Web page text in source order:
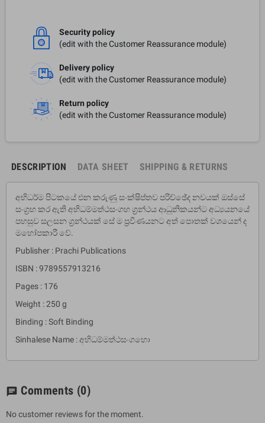
Security policy
(edit with the Customer Reassurance module)
Delivery policy
(edit with the Customer Reassurance module)
Return policy
(edit with the Customer Reassurance module)
DESCRIPTION DATA SHEET SHIPPING & RETURNS
අභිධර්ම පිටකයේ එන කරුණු සංක්ෂිප්තව පරිච්ඡේද නවයක් ඔස්සේ
සංග්‍රහ කර ඇති අභිධම්මත්ථසංගහ ග්‍රන්ථය ආධුනිකයන්ට අධ්‍යයනයේ
පහසුව සලසන ග්‍රන්ථයක් සේ ම ප්‍රවීණයනට අත් පොතක් වශයෙන් ද
මහෝපකාරී වේ.
Publisher : Prachi Publications
ISBN : 9789557913216
Pages : 176
Weight : 250 g
Binding : Soft Binding
Sinhalese Name : අභිධම්මත්ථසංගහො
chat Comments (0)
No customer reviews for the moment.